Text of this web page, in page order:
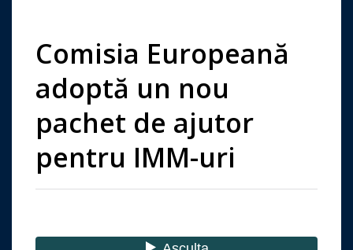
Comisia Europeană
adoptă un nou
pachet de ajutor
pentru IMM-uri